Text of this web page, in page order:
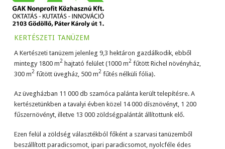
kertészeti tanüzem
A Kertészeti tanüzem jelenleg 9,3 hektáron gazdálkodik, ebből
mintegy 1800 m2hajtató felület (1000 m2fűtött Richel növényház,
300 m2fűtött üvegház, 500 m2fűtés nélküli fólia).
Az üvegházban 11 000 db szamóca palánta került telepítésre. A
kertészetünkben a tavalyi évben közel 14 000 dísznövényt, 1 200
fűszernövényt, illetve 13 000 zöldségpalántát állítottunk elő.
Ezen felül a zöldség választékból főként a szarvasi tanüzemből
beszállított paradicsomot, ipari paradicsomot, nyolcféle édes